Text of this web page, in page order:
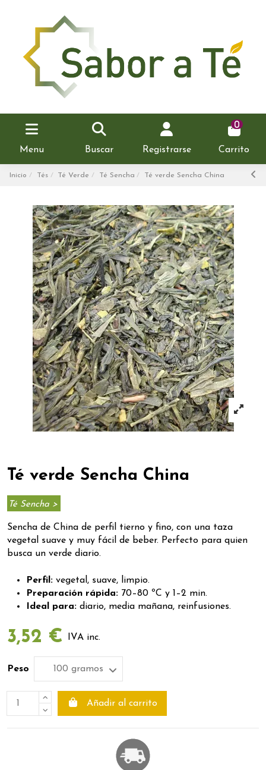
Menu Buscar Registrarse
0
Carrito
Inicio Tés Té Verde Té Sencha Té verde Sencha China
Té verde Sencha China
Té Sencha >
Sencha de China de perfil tierno y fino, con una taza
vegetal suave y muy fácil de beber. Perfecto para quien
busca un verde diario.
Perfil: vegetal, suave, limpio.
Preparación rápida: 70–80 ºC y 1–2 min.
Ideal para: diario, media mañana, reinfusiones.
3,52 € IVA inc.
Peso
Añadir al carrito